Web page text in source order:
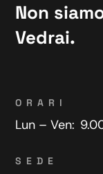
Non
Vedrai.
ORARI
Lun – Ven:
SEDE